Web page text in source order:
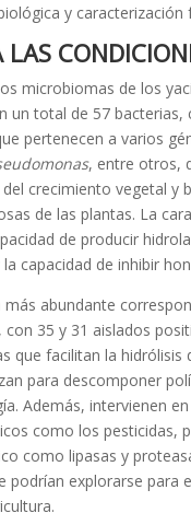
y caracterización
microbiomas de los
un total de 57 bacterias,
pertenecen a varios
, entre otros,
crecimiento vegetal y
de las plantas. La
de producir
capacidad de inhibir
abundante
35 y 31 aislados
que facilitan la hidrólisis
para descomponer
Además, intervienen
como los pesticidas,
como lipasas y
podrían explorarse para